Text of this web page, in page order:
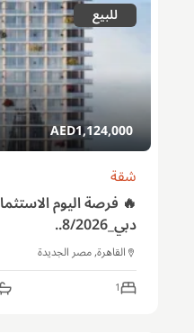
للبيع
1,124,000
AED
شقة
دبي_8/2026..
القاهرة, مصر الجديدة
1